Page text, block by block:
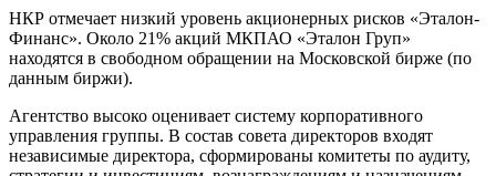
НКР отмечает низкий уровень акционерных рисков «Эталон-
Финанс». Около 21% акций МКПАО «Эталон Груп»
находятся в свободном обращении на Московской бирже (по
данным биржи).
Агентство высоко оценивает систему корпоративного
управления группы. В состав совета директоров входят
независимые директора, сформированы комитеты по аудиту,